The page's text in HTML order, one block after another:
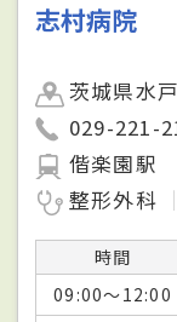
志村病院
茨城県水
029-221-
偕楽園駅
整形外科
時間
09:00～12:00